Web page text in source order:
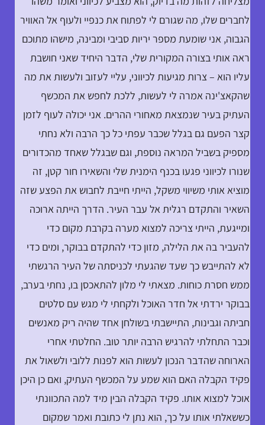
לחברים שלו, מה שגורם לי לפתוח את כנפיי ולעוף אל האוויר
הגבוה, אני שומעת מספר יריות סביבי ומבינה, מישהו מתוכם
ראה אותי בצורה המקורית שלי, הדבר היחיד שאני חושבת
עליו הוא – צרות מגיעות לכיווני, עליי לעזוב ולעשות את מה
שהקאצ'ינה אמרה לי לעשות, ללכת לחפש את המכשף
העתיק בעיר שנמצאת מאחורי ההרים. אני יכולה לעוף לזמן
קצר הפעם גם בגלל שכבר עפתי כל כך הרבה ולא נחתי
מספיק בשביל המראה נוספת, וגם שבגלל שאחד מהכדורים
שנורו לכיווני פגעו בכנף הימנית שלי והשאירו חור קטן, זה
מוציא אותי משיווי משקל, הייתי חייבת לחבוש את הפצע שזה
השאיר והתקדם רגלית אל עבר העיר. הדרך הייתה ארוכה
ומייגעת, הייתי צריכה למצוא מערה בקרבת מקום כדי
להעביר בה את הלילה, מזון כדי להתקדם בבוקר, ומים כדי
לא להתייבש כך שעד שהגעתי לכניסתה של העיר הרגשתי
ממש חסרת כוחות. מצאתי לי מלון להתאכסן בו, נחתי בערב,
בבוקר ירדתי אל חדר האוכל ולקחתי לי מגש עם סלטים
חביתה וגבינות, התיישבתי בשולחן אחד שהיה ריק מאנשים
וכבר התחלתי להרגיש הרבה יותר טוב. החלטתי אחרי
הארוחה שהדבר הנכון לעשות הוא לפנות ללובי ולשאול את
פקיד הקבלה האם הוא שמע על המכשף העתיק, ואם כן היכן
אוכל למצוא אותו. פקיד הקבלה הבין מיד למה התכוונתי
כששאלתי אותו על כך, הוא נתן לי כתובת ואמר שמקום